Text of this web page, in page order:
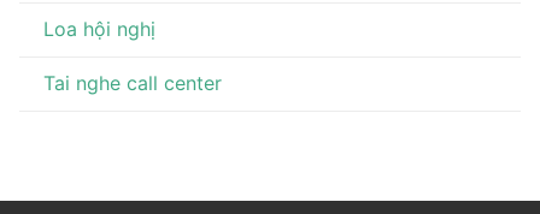
Loa hội nghị
Tai nghe call center